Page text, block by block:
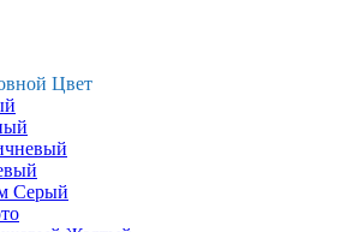
Цвет
Серый